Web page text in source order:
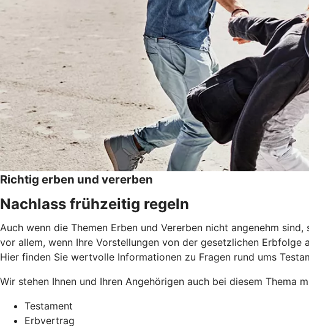
Richtig erben und vererben
Nachlass frühzeitig regeln
Auch wenn die Themen Erben und Vererben nicht angenehm
vor allem, wenn Ihre Vorstellungen von der gesetzlichen
Hier finden Sie wertvolle Informationen zu Fragen rund ums
Wir stehen Ihnen und Ihren Angehörigen auch bei diesem Thema
Testament
Erbvertrag